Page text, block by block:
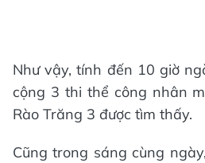
Như vậy, tính đến 10 giờ
cộng 3 thi thể công nhân
Rào Trăng 3 được tìm thấy.
Cũng trong sáng cùng